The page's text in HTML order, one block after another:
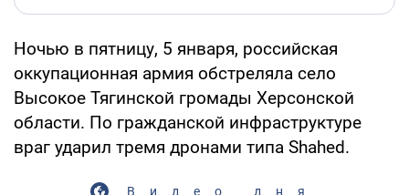
Ночью в пятницу, 5 января, российская
оккупационная армия обстреляла село
Высокое Тягинской громады Херсонской
области. По гражданской инфраструктуре
враг ударил тремя дронами типа Shahed.
Видео дня